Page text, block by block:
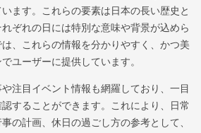
ます。これらの要素は日本の長い歴史と
ぞれの日には特別な意味や背景が込めら
、これらの情報を分かりやすく、かつ美
ユーザーに提供しています。
注目イベント情報も網羅しており、一目
することができます。これにより、日常
の計画、休日の過ごし方の参考として、